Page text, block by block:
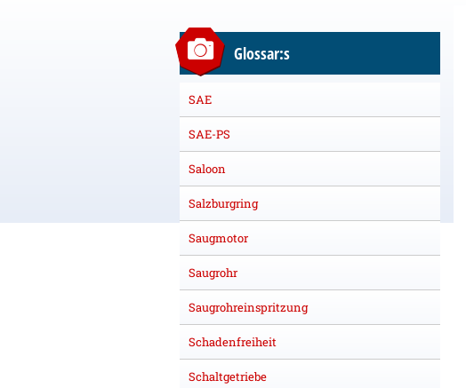
Glossar:s
SAE
SAE-PS
Saloon
Salzburgring
Saugmotor
Saugrohr
Saugrohreinspritzung
Schadenfreiheit
Schaltgetriebe